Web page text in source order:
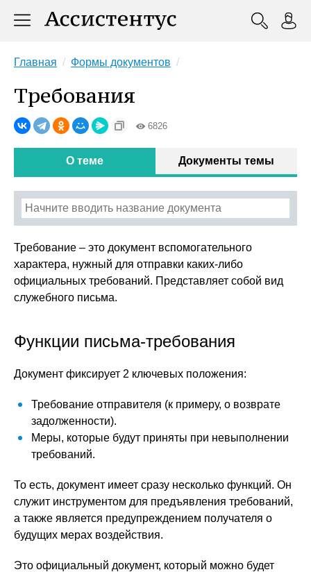
Главная Формы документов
Требования
6826
О теме Документы темы
Требование – это документ вспомогательного
характера, нужный для отправки каких-либо
официальных требований. Представляет собой вид
служебного письма.
Функции письма-требования
Документ фиксирует 2 ключевых положения:
Требование отправителя (к примеру, о возврате
задолженности).
Меры, которые будут приняты при невыполнении
требований.
То есть, документ имеет сразу несколько функций. Он
служит инструментом для предъявления требований,
а также является предупреждением получателя о
будущих мерах воздействия.
Это официальный документ, который можно будет